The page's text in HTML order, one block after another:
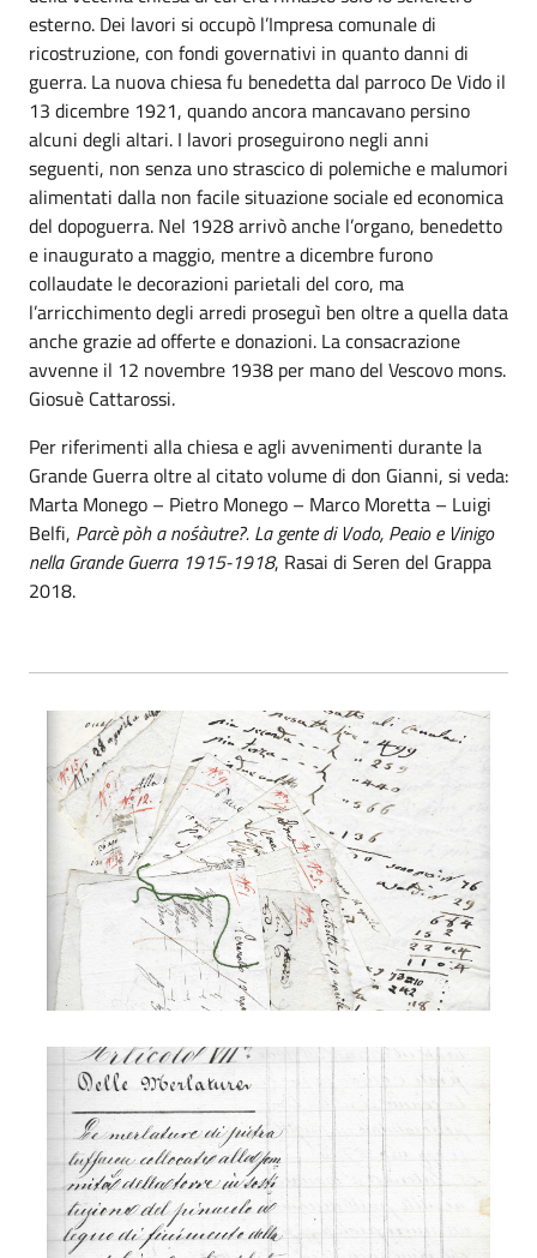
esterno. Dei lavori si occupò l’Impresa comunale di
ricostruzione, con fondi governativi in quanto danni di
guerra. La nuova chiesa fu benedetta dal parroco De Vido il
13 dicembre 1921, quando ancora mancavano persino
alcuni degli altari. I lavori proseguirono negli anni
seguenti, non senza uno strascico di polemiche e malumori
alimentati dalla non facile situazione sociale ed economica
del dopoguerra. Nel 1928 arrivò anche l’organo, benedetto
e inaugurato a maggio, mentre a dicembre furono
collaudate le decorazioni parietali del coro, ma
l’arricchimento degli arredi proseguì ben oltre a quella data
anche grazie ad offerte e donazioni. La consacrazione
avvenne il 12 novembre 1938 per mano del Vescovo mons.
Giosuè Cattarossi.
Per riferimenti alla chiesa e agli avvenimenti durante la
Grande Guerra oltre al citato volume di don Gianni, si veda:
Marta Monego – Pietro Monego – Marco Moretta – Luigi
Belfi, Parcè pòh a nośàutre?. La gente di Vodo, Peaio e Vinigo
nella Grande Guerra 1915-1918, Rasai di Seren del Grappa
2018.
S. Lucia - campanile
S. Lucia - campanile